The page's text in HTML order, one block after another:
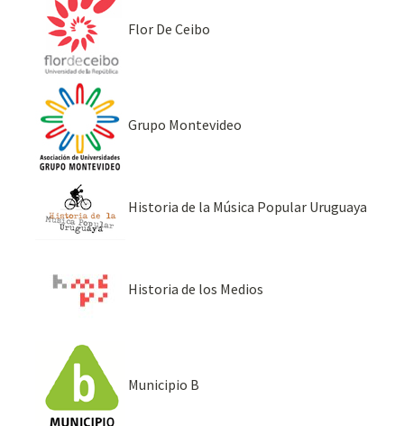
Flor De Ceibo
Grupo Montevideo
Historia de la Música Popular Uruguaya
Historia de los Medios
Municipio B